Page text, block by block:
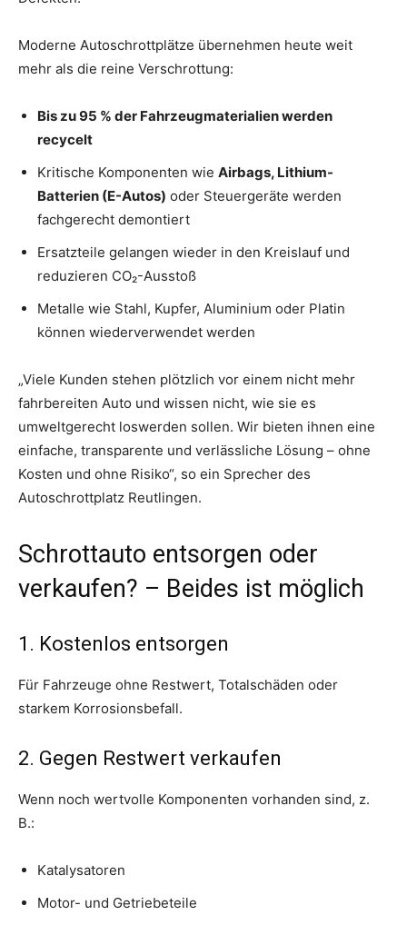
Moderne Autoschrottplätze übernehmen heute weit
mehr als die reine Verschrottung:
Bis zu 95 % der Fahrzeugmaterialien werden
recycelt
Kritische Komponenten wie Airbags, Lithium-
Batterien (E-Autos) oder Steuergeräte werden
fachgerecht demontiert
Ersatzteile gelangen wieder in den Kreislauf und
reduzieren CO₂-Ausstoß
Metalle wie Stahl, Kupfer, Aluminium oder Platin
können wiederverwendet werden
„Viele Kunden stehen plötzlich vor einem nicht mehr
fahrbereiten Auto und wissen nicht, wie sie es
umweltgerecht loswerden sollen. Wir bieten ihnen eine
einfache, transparente und verlässliche Lösung – ohne
Kosten und ohne Risiko“, so ein Sprecher des
Autoschrottplatz Reutlingen.
Schrottauto entsorgen oder
verkaufen? – Beides ist möglich
1. Kostenlos entsorgen
Für Fahrzeuge ohne Restwert, Totalschäden oder
starkem Korrosionsbefall.
2. Gegen Restwert verkaufen
Wenn noch wertvolle Komponenten vorhanden sind, z.
B.:
Katalysatoren
Motor- und Getriebeteile